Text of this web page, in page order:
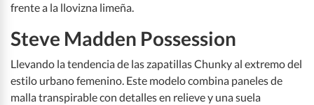
frente a la llovizna limeña.
Steve Madden Possession
Llevando la tendencia de las zapatillas Chunky al extremo del
estilo urbano femenino. Este modelo combina paneles de
malla transpirable con detalles en relieve y una suela